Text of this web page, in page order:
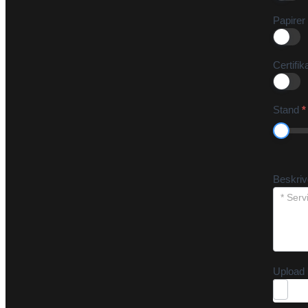
Papirer
Stand *
Upload